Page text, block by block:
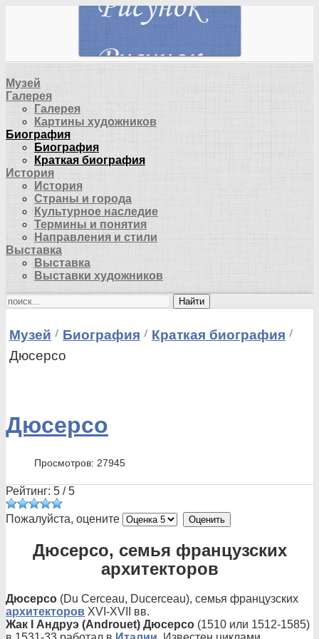
Музей
Галерея
Галерея
Картины художников
Биография
Биография
Краткая биография
История
История
Страны и города
Культурное наследие
Термины и понятия
Направления и стили
Выставка
Выставка
Выставки художников
Найти
Музей Биография
Краткая биография
Дюсерсо
Дюсерсо
Просмотров: 27945
Рейтинг: 5 /5
Пожалуйста, оцените
Дюсерсо, семья французских
архитекторов
Дюсерсо (Du Cerceau, Ducerceau), семья французских
архитекторов XVI-XVII вв.
Жак I Андруэ (Androuet) Дюсерсо (1510 или 1512-1585)